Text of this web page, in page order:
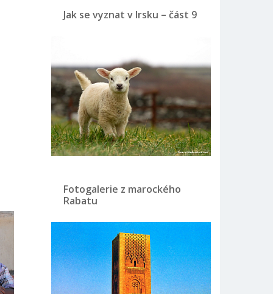
Jak se vyznat v Irsku – část 9
Fotogalerie z marockého
Rabatu